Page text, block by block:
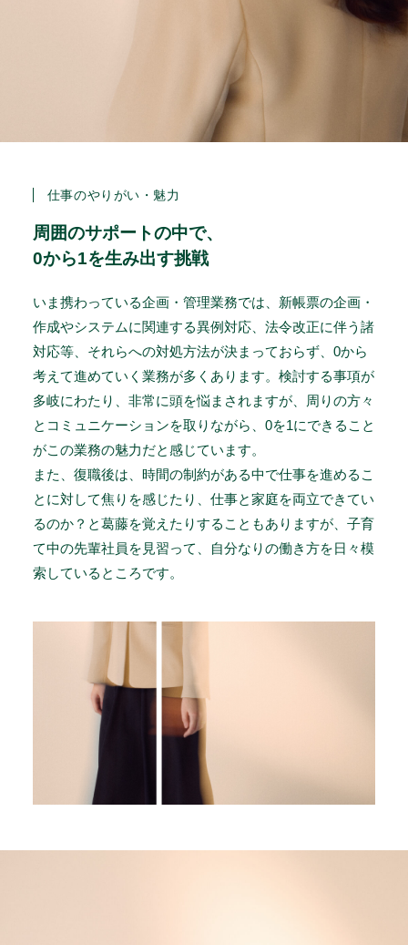
仕事のやりがい・魅力
周囲のサポートの中で、
0から1を生み出す挑戦
いま携わっている企画・管理業務では、新帳票の企画・
作成やシステムに関連する異例対応、法令改正に伴う諸
対応等、それらへの対処方法が決まっておらず、0から
考えて進めていく業務が多くあります。検討する事項が
多岐にわたり、非常に頭を悩まされますが、周りの方々
とコミュニケーションを取りながら、0を1にできること
がこの業務の魅力だと感じています。
また、復職後は、時間の制約がある中で仕事を進めるこ
とに対して焦りを感じたり、仕事と家庭を両立できてい
るのか？と葛藤を覚えたりすることもありますが、子育
て中の先輩社員を見習って、自分なりの働き方を日々模
索しているところです。